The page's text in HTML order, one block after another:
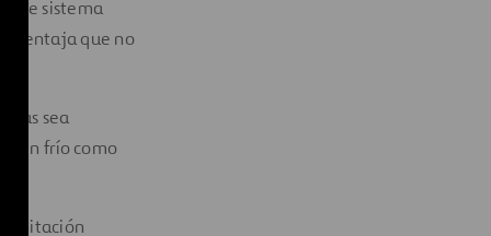
sistema
ventaja que no
sea
en frío como